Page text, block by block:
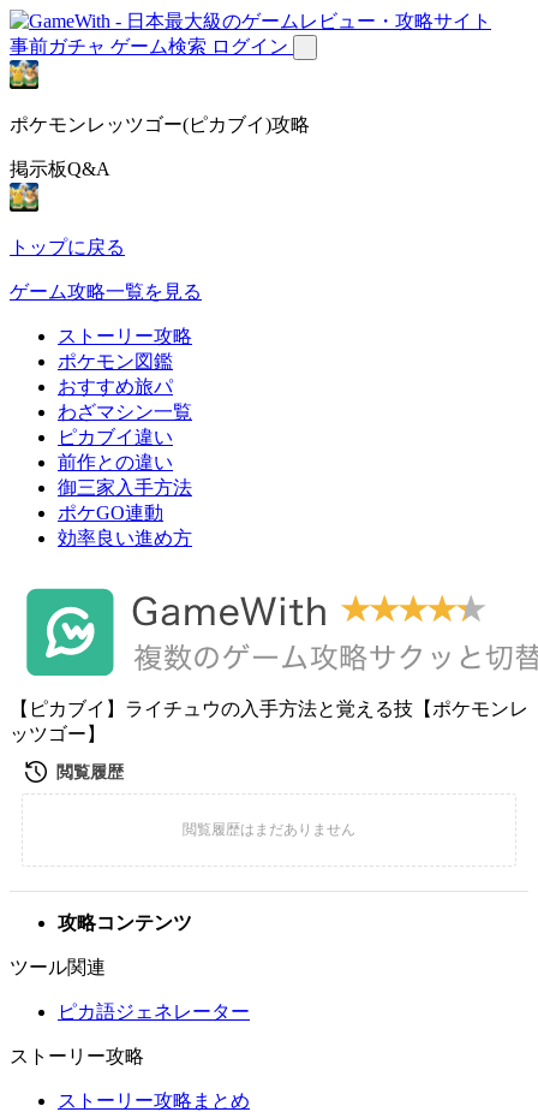
事前ガチャ ゲーム検索 ログイン
ポケモンレッツゴー(ピカブイ)攻略
掲示板Q&A
トップに戻る
ゲーム攻略一覧を見る
ストーリー攻略
ポケモン図鑑
おすすめ旅パ
わざマシン一覧
ピカブイ違い
前作との違い
御三家入手方法
ポケGO連動
効率良い進め方
【ピカブイ】ライチュウの入手方法と覚える技【ポケモンレ
ッツゴー】
攻略コンテンツ
ツール関連
ピカ語ジェネレーター
ストーリー攻略
ストーリー攻略まとめ